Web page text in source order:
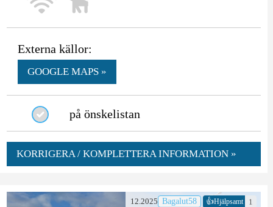
Externa källor:
GOOGLE MAPS »
på önskelistan
KORRIGERA / KOMPLETTERA INFORMATION »
12.2025 Bagalut58 👍Hjälpsamt 1